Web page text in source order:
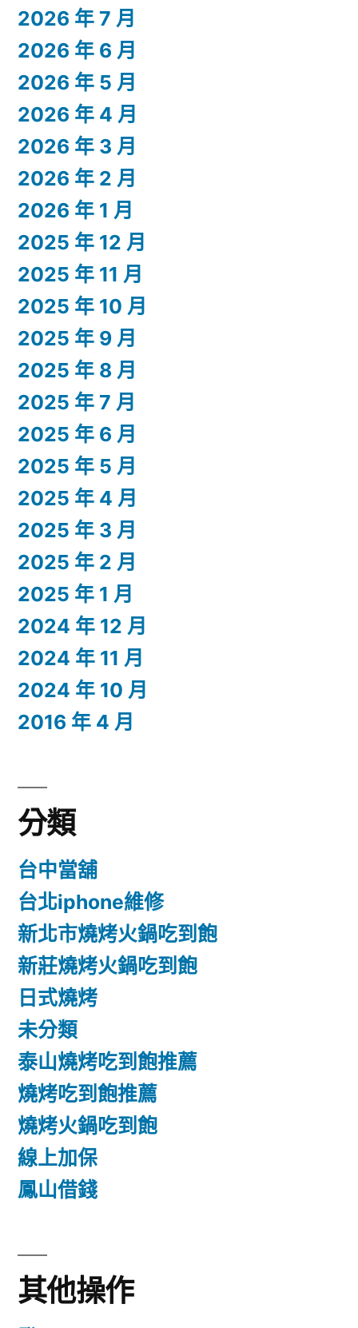
2026 年 7 月
2026 年 6 月
2026 年 5 月
2026 年 4 月
2026 年 3 月
2026 年 2 月
2026 年 1 月
2025 年 12 月
2025 年 11 月
2025 年 10 月
2025 年 9 月
2025 年 8 月
2025 年 7 月
2025 年 6 月
2025 年 5 月
2025 年 4 月
2025 年 3 月
2025 年 2 月
2025 年 1 月
2024 年 12 月
2024 年 11 月
2024 年 10 月
2016 年 4 月
分類
台中當舖
台北iphone維修
新北市燒烤火鍋吃到飽
新莊燒烤火鍋吃到飽
日式燒烤
未分類
泰山燒烤吃到飽推薦
燒烤吃到飽推薦
燒烤火鍋吃到飽
線上加保
鳳山借錢
其他操作